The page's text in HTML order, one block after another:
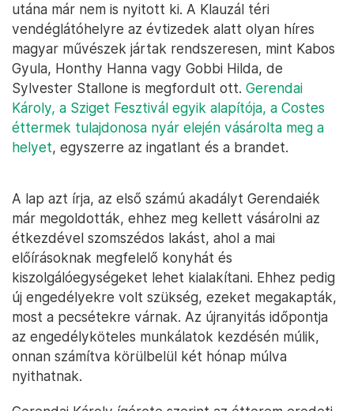
utána már nem is nyitott ki. A Klauzál téri
vendéglátóhelyre az évtizedek alatt olyan híres
magyar művészek jártak rendszeresen, mint Kabos
Gyula, Honthy Hanna vagy Gobbi Hilda, de
Sylvester Stallone is megfordult ott. Gerendai
Károly, a Sziget Fesztivál egyik alapítója, a Costes
éttermek tulajdonosa nyár elején vásárolta meg a
helyet, egyszerre az ingatlant és a brandet.
A lap azt írja, az első számú akadályt Gerendaiék
már megoldották, ehhez meg kellett vásárolni az
étkezdével szomszédos lakást, ahol a mai
előírásoknak megfelelő konyhát és
kiszolgálóegységeket lehet kialakítani. Ehhez pedig
új engedélyekre volt szükség, ezeket megakapták,
most a pecsétekre várnak. Az újranyitás időpontja
az engedélyköteles munkálatok kezdésén múlik,
onnan számítva körülbelül két hónap múlva
nyithatnak.